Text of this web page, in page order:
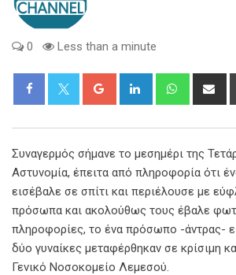
0 Less than a minute
Google+ LinkedIn Whatsapp
Συναγερμός σήμανε το μεσημέρι της
Αστυνομία, έπειτα από πληροφορία ότι
εισέβαλε σε σπίτι και περιέλουσε με
πρόσωπα και ακολούθως τους έβαλε
πληροφορίες, το ένα πρόσωπο -άντρας-
δύο γυναίκες μεταφέρθηκαν σε κρίσιμη
Γενικό Νοσοκομείο Λεμεσού.